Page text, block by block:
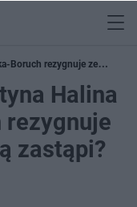
Boruch rezygnuje ze
Halina
rezygnuje
zastąpi?